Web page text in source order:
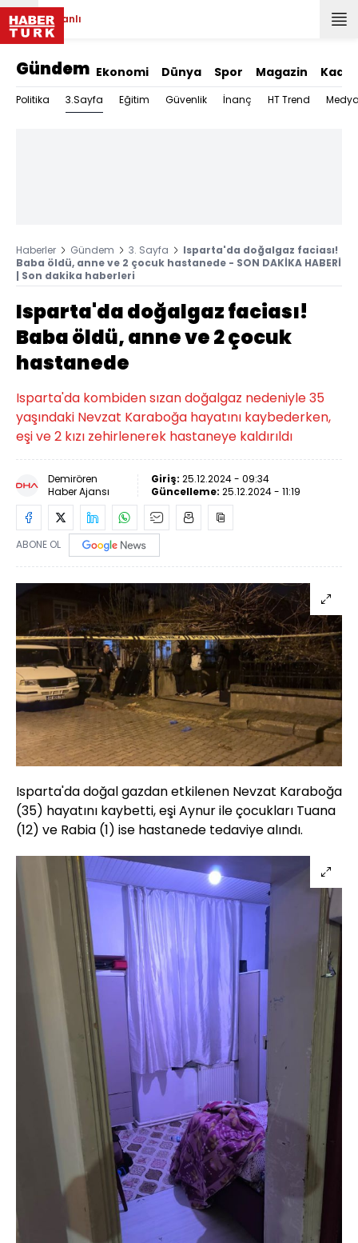
Canlı
Gündem Ekonomi Dünya Spor Magazin Kadın
Politika 3.Sayfa Eğitim Güvenlik İnanç HT Trend
Haberler Gündem 3. Sayfa
Isparta'da doğalgaz faciası!
Baba öldü, anne ve 2 çocuk hastanede - SON DAKİKA HABERİ
| Son dakika haberleri
Isparta'da doğalgaz faciası!
Baba öldü, anne ve 2 çocuk
hastanede
Isparta'da kombiden sızan doğalgaz nedeniyle 35
yaşındaki Nevzat Karaboğa hayatını kaybederken,
eşi ve 2 kızı zehirlenerek hastaneye kaldırıldı
Demirören
Haber Ajansı
Giriş: 25.12.2024 - 09:34
Güncelleme: 25.12.2024 - 11:19
ABONE OL
Isparta'da doğal gazdan etkilenen Nevzat Karaboğa
(35) hayatını kaybetti, eşi Aynur ile çocukları Tuana
(12) ve Rabia (1) ise hastanede tedaviye alındı.